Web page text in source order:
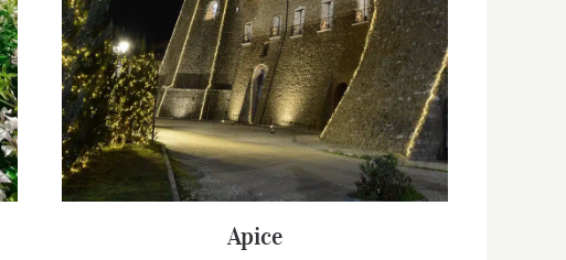
Apice